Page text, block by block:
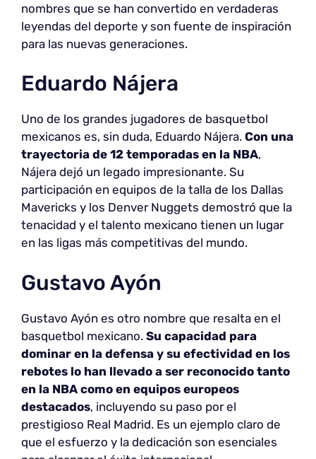
nombres que se han convertido en verdaderas
leyendas del deporte y son fuente de inspiración
para las nuevas generaciones.
Eduardo Nájera
Uno de los grandes jugadores de basquetbol
mexicanos es, sin duda, Eduardo Nájera. Con una
trayectoria de 12 temporadas en la NBA,
Nájera dejó un legado impresionante. Su
participación en equipos de la talla de los Dallas
Mavericks y los Denver Nuggets demostró que la
tenacidad y el talento mexicano tienen un lugar
en las ligas más competitivas del mundo.
Gustavo Ayón
Gustavo Ayón es otro nombre que resalta en el
basquetbol mexicano. Su capacidad para
dominar en la defensa y su efectividad en los
rebotes lo han llevado a ser reconocido tanto
en la NBA como en equipos europeos
destacados, incluyendo su paso por el
prestigioso Real Madrid. Es un ejemplo claro de
que el esfuerzo y la dedicación son esenciales